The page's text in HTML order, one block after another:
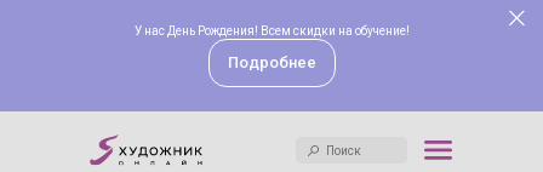
У нас День Рождения! Всем скидки на обучение!
Подробнее
Поиск
Поиск